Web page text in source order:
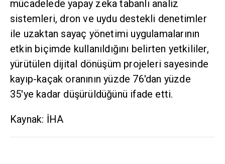
mücadelede yapay zeka tabanlı analiz
sistemleri, dron ve uydu destekli denetimler
ile uzaktan sayaç yönetimi uygulamalarının
etkin biçimde kullanıldığını belirten yetkililer,
yürütülen dijital dönüşüm projeleri sayesinde
kayıp-kaçak oranının yüzde 76'dan yüzde
35'ye kadar düşürüldüğünü ifade etti.
Kaynak: İHA